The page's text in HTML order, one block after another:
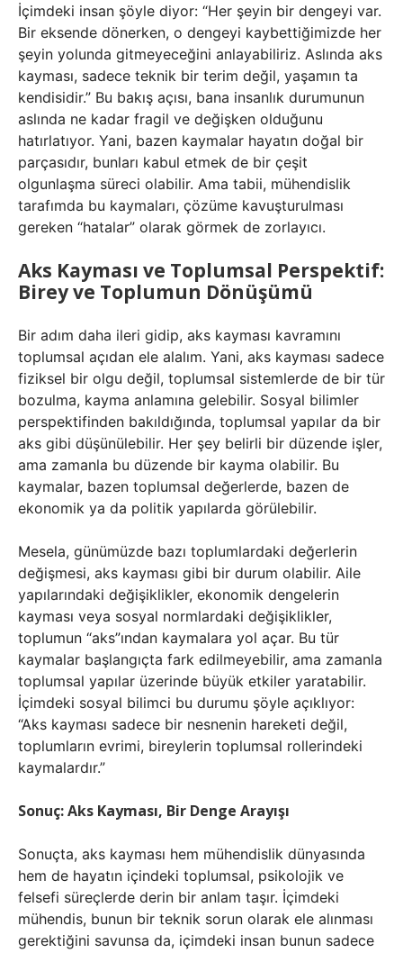
İçimdeki insan şöyle diyor: “Her şeyin bir dengeyi var.
Bir eksende dönerken, o dengeyi kaybettiğimizde her
şeyin yolunda gitmeyeceğini anlayabiliriz. Aslında aks
kayması, sadece teknik bir terim değil, yaşamın ta
kendisidir.” Bu bakış açısı, bana insanlık durumunun
aslında ne kadar fragil ve değişken olduğunu
hatırlatıyor. Yani, bazen kaymalar hayatın doğal bir
parçasıdır, bunları kabul etmek de bir çeşit
olgunlaşma süreci olabilir. Ama tabii, mühendislik
tarafımda bu kaymaları, çözüme kavuşturulması
gereken “hatalar” olarak görmek de zorlayıcı.
Aks Kayması ve Toplumsal Perspektif:
Birey ve Toplumun Dönüşümü
Bir adım daha ileri gidip, aks kayması kavramını
toplumsal açıdan ele alalım. Yani, aks kayması sadece
fiziksel bir olgu değil, toplumsal sistemlerde de bir tür
bozulma, kayma anlamına gelebilir. Sosyal bilimler
perspektifinden bakıldığında, toplumsal yapılar da bir
aks gibi düşünülebilir. Her şey belirli bir düzende işler,
ama zamanla bu düzende bir kayma olabilir. Bu
kaymalar, bazen toplumsal değerlerde, bazen de
ekonomik ya da politik yapılarda görülebilir.
Mesela, günümüzde bazı toplumlardaki değerlerin
değişmesi, aks kayması gibi bir durum olabilir. Aile
yapılarındaki değişiklikler, ekonomik dengelerin
kayması veya sosyal normlardaki değişiklikler,
toplumun “aks”ından kaymalara yol açar. Bu tür
kaymalar başlangıçta fark edilmeyebilir, ama zamanla
toplumsal yapılar üzerinde büyük etkiler yaratabilir.
İçimdeki sosyal bilimci bu durumu şöyle açıklıyor:
“Aks kayması sadece bir nesnenin hareketi değil,
toplumların evrimi, bireylerin toplumsal rollerindeki
kaymalardır.”
Sonuç: Aks Kayması, Bir Denge Arayışı
Sonuçta, aks kayması hem mühendislik dünyasında
hem de hayatın içindeki toplumsal, psikolojik ve
felsefi süreçlerde derin bir anlam taşır. İçimdeki
mühendis, bunun bir teknik sorun olarak ele alınması
gerektiğini savunsa da, içimdeki insan bunun sadece